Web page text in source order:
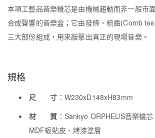
本項工藝品音樂機芯是由機械趨動而非一般市
合成聲響的音樂盒；它由發條、梳齒(Comb
三大部份組成，用來敲擊出真正的現場音樂。
規格
尺 寸 ：W230xD148xH83mm
材 質 ：Sankyo ORPHEUS音樂機
MDF板貼皮、烤漆塗層